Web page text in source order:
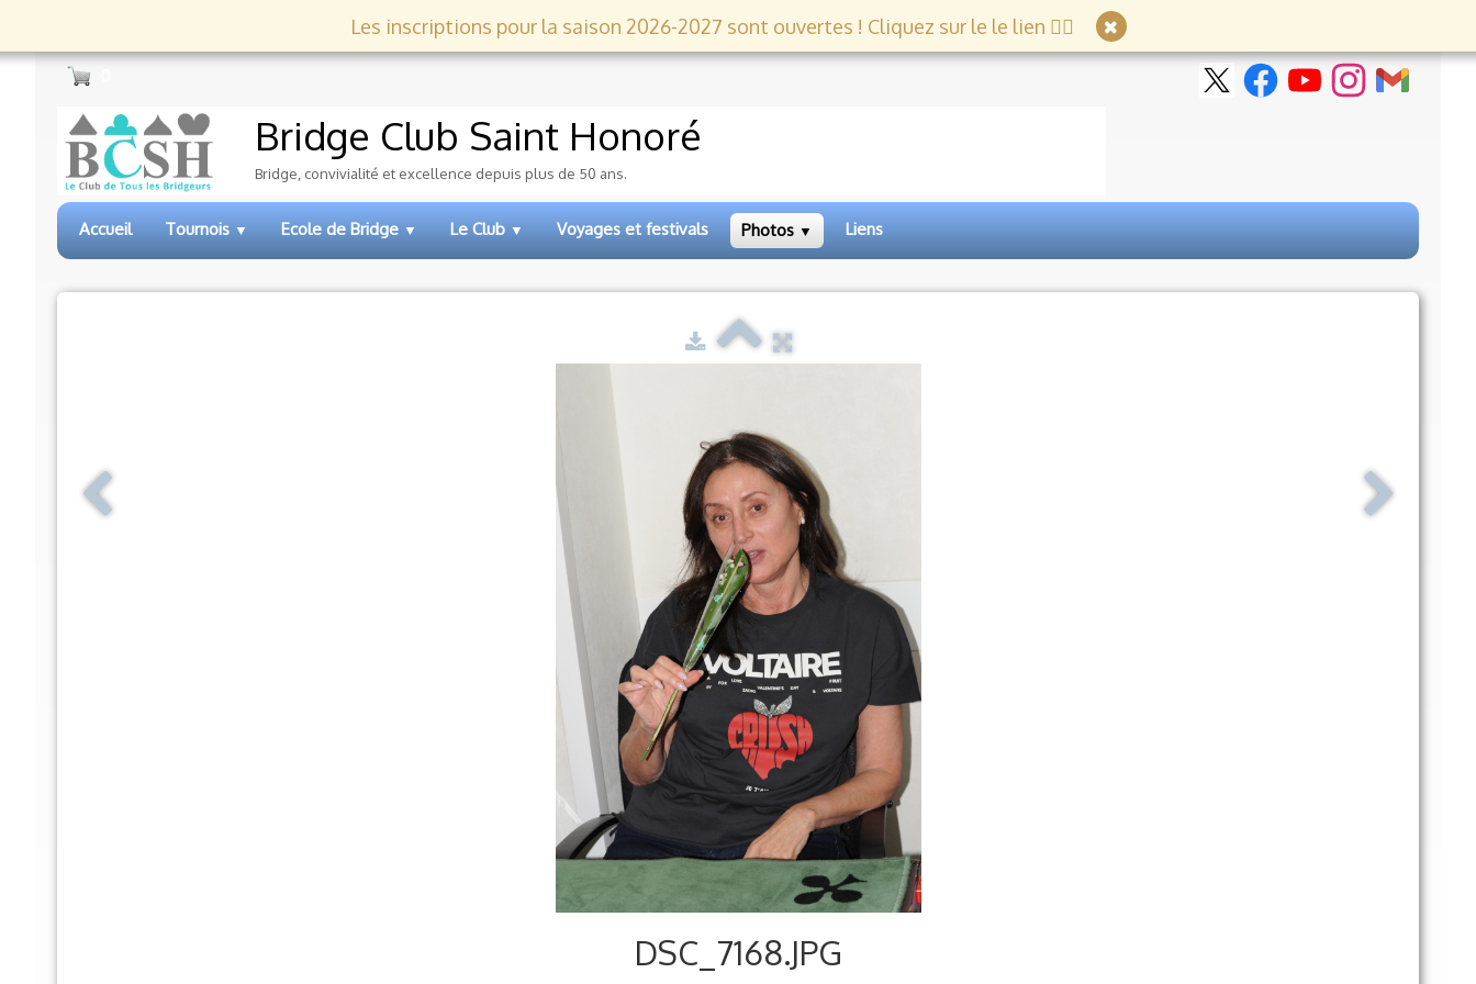
Les inscriptions pour la saison 2026-2027 sont ouvertes ! Cliquez sur le le lien 👇🏻
Bridge Club Saint Honoré
Bridge, convivialité et excellence depuis plus de 50 ans.
Accueil Tournois ▼ Ecole de Bridge ▼ Le Club ▼ Voyages et festivals Photos ▼ Liens
DSC_7168.JPG